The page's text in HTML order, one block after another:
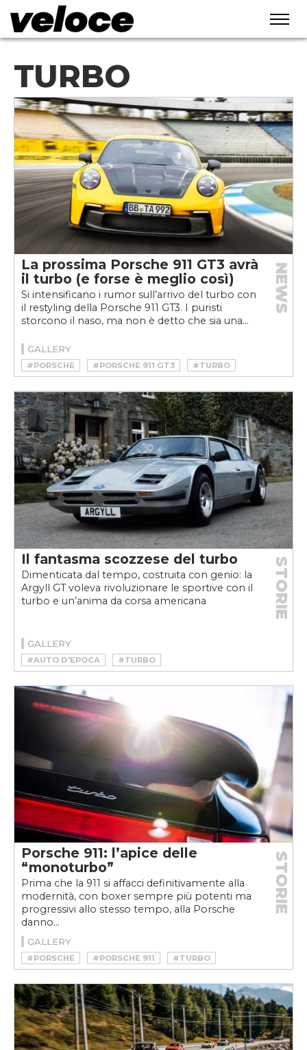
TURBO
La prossima Porsche 911 GT3 avrà
il turbo (e forse è meglio così)
Si intensificano i rumor sull’arrivo del turbo con
il restyling della Porsche 911 GT3. I puristi
storcono il naso, ma non è detto che sia una...
NEWS
GALLERY
#PORSCHE #PORSCHE 911 GT3 #TURBO
Il fantasma scozzese del turbo
Dimenticata dal tempo, costruita con genio: la
Argyll GT voleva rivoluzionare le sportive con il
turbo e un’anima da corsa americana
STORIE
GALLERY
#AUTO D'EPOCA #TURBO
Porsche 911: l’apice delle
“monoturbo”
Prima che la 911 si affacci definitivamente alla
modernità, con boxer sempre più potenti ma
progressivi allo stesso tempo, alla Porsche
danno...
STORIE
GALLERY
#PORSCHE #PORSCHE 911 #TURBO